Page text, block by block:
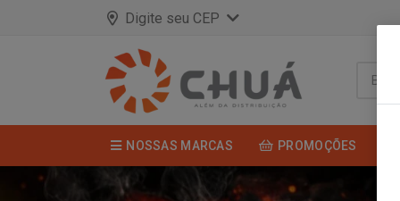
Digite seu CEP
NOSSAS MARCAS PROMOÇÕES